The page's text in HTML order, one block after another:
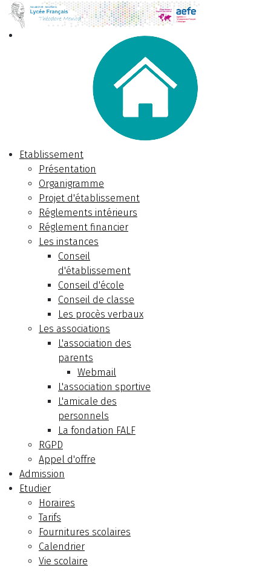
Etablissement
Présentation
Organigramme
Projet d'établissement
Réglements intérieurs
Réglement financier
Les instances
Conseil
d'établissement
Conseil d'école
Conseil de classe
Les procès verbaux
Les associations
L'association des
parents
Webmail
L'association sportive
L'amicale des
personnels
La fondation FALF
RGPD
Appel d'offre
Admission
Etudier
Horaires
Tarifs
Fournitures scolaires
Calendrier
Vie scolaire